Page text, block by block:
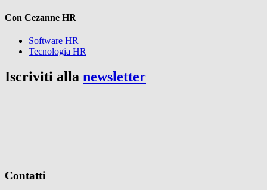
Con Cezanne HR
Software HR
Tecnologia HR
Iscriviti alla newsletter
Contatti